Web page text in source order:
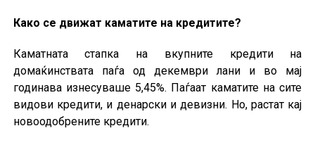
Како се движат каматите на кредитите?
Каматната стапка на вкупните кредити на
домаќинствата паѓа од декември лани и во мај
годинава изнесуваше 5,45%. Паѓаат каматите на сите
видови кредити, и денарски и девизни. Но, растат кај
новоодобрените кредити.